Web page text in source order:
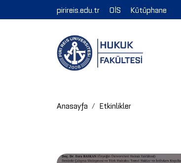
pirireis.edu.tr OİS Kütüphane
Anasayfa Etkinlikler